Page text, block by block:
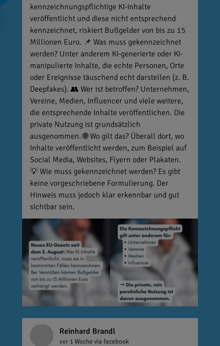
kennzeichnungspflichtige KI-Inhalte
veröffentlicht und diese nicht entsprechend
kennzeichnet, riskiert Bußgelder von bis zu 15
Millionen Euro. 📌 Was muss gekennzeichnet
werden? Unter anderem KI-generierte oder KI-
manipulierte Inhalte, die echte Personen, Orte
oder Ereignisse täuschend echt darstellen (z. B.
Deepfakes). 👥 Wer ist betroffen? Unternehmen,
Vereine, Medien, Influencer und viele weitere,
die entsprechende Inhalte veröffentlichen. Die
private Nutzung ist grundsätzlich
ausgenommen. 🌐 Wo gilt das? Überall dort, wo
Inhalte veröffentlicht werden, zum Beispiel auf
Social Media, Websites, Flyern oder Plakaten.
💡 Wie muss gekennzeichnet werden? Es gibt
keine vorgeschriebene Formulierung. Der
Hinweis muss jedoch klar erkennbar und gut
sichtbar sein.
Reinhard Brandl
vor 1 Woche via facebook